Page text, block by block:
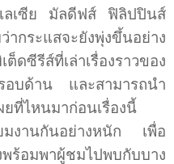
ลเซีย มัลดีฟส์ ฟิลิปปินส์
กระแสจะยังพุ่งขึ้นอย่าง
ต็ดซีรีส์ที่เล่าเรื่องราวของ
อบด้าน และสามารถนำ
ยที่ไหนมาก่อนเรื่องนี้
มงานกันอย่างหนัก เพื่อ
พร้อมพาผู้ชมไปพบกับบาง